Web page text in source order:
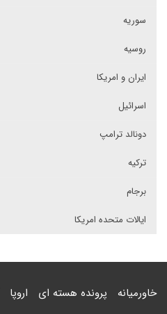
سوریه
روسیه
ایران و امریکا
اسرائیل
دونالد ترامپ
ترکیه
برجام
ایالات متحده امریکا
خاورمیانه پرونده هسته ای اروپا